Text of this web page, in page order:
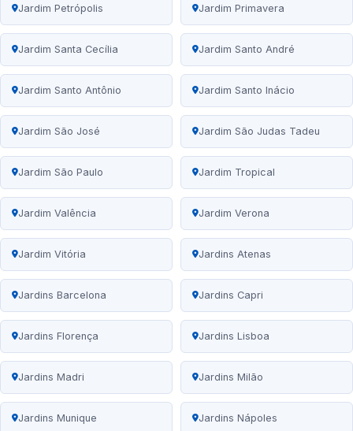
Jardim Petrópolis Jardim Primavera
Jardim Santa Cecília Jardim Santo André
Jardim Santo Antônio Jardim Santo Inácio
Jardim São José Jardim São Judas Tadeu
Jardim São Paulo Jardim Tropical
Jardim Valência Jardim Verona
Jardim Vitória Jardins Atenas
Jardins Barcelona Jardins Capri
Jardins Florença Jardins Lisboa
Jardins Madri Jardins Milão
Jardins Munique Jardins Nápoles